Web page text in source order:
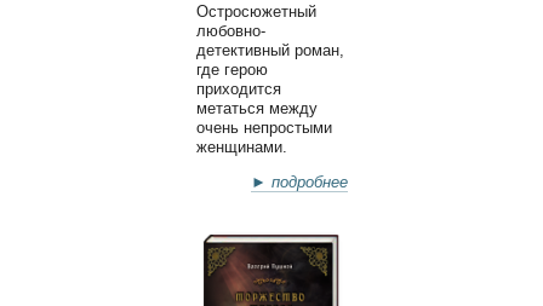
Остросюжетный
любовно-
детективный роман,
где герою
приходится
метаться между
очень непростыми
женщинами.
► подробнее